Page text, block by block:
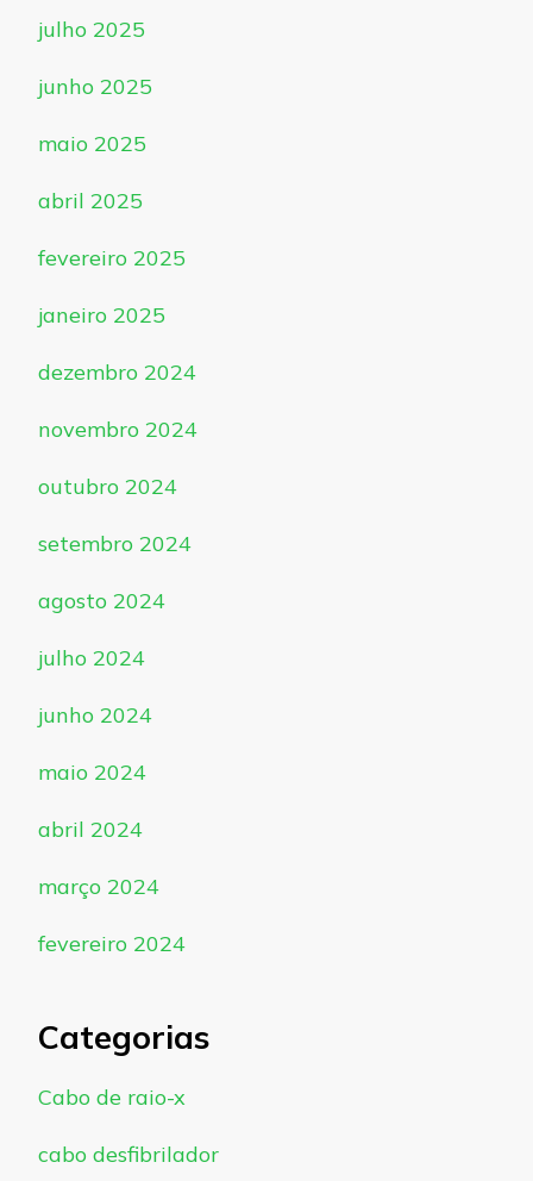
julho 2025
junho 2025
maio 2025
abril 2025
fevereiro 2025
janeiro 2025
dezembro 2024
novembro 2024
outubro 2024
setembro 2024
agosto 2024
julho 2024
junho 2024
maio 2024
abril 2024
março 2024
fevereiro 2024
Categorias
Cabo de raio-x
cabo desfibrilador